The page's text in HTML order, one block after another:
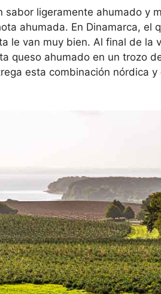
sabor ligeramente ahumado y
ahumada. En Dinamarca, el
le van muy bien. Al final de
queso ahumado en un trozo
esta combinación nórdica y